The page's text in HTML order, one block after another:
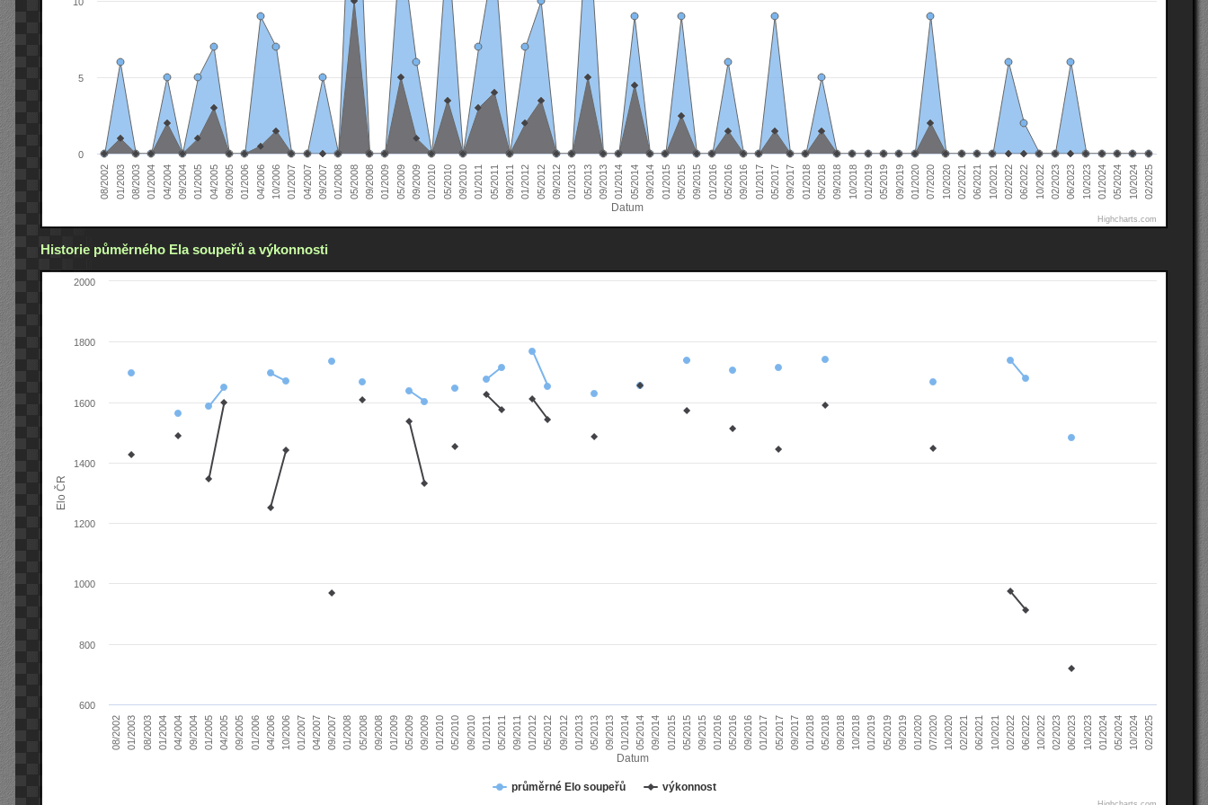
Datum
08/2002 01/2003 08/2003 01/2004 04/2004 09/2004 01/2005 04/2005 09/2005 01/2006 04/2006 10/2006 01/2007 04/2007 09/2007 01/2008 05/2008 09/2008 01/2009 05/2009 09/2009 01/2010 05/2010 09/2010 01/2011 05/2011 09/2011 01/2012 05/2012 09/2012 01/2013 05/2013 09/2013 01/2014 05/2014 09/2014 01/2015 05/2015 09/2015 01/2016 05/2016 09/2016 01/2017 05/2017 09/2017 01/2018 05/2018 09/2018 10/2018 01/2019 05/2019 09/2019 01/2020 07/2020 10/2020 02/2021 06/2021 10/2021 02/2022 06/2022 10/2022 02/2023 06/2023 10/2023 01/2024 05/2024 10/2024 02/2025
0
5
Highcharts.com
Historie půměrného Ela soupeřů a výkonnosti
Datum
Elo ČR
průměrné Elo soupeřů výkonnost
08/2002 01/2003 08/2003 01/2004 04/2004 09/2004 01/2005 04/2005 09/2005 01/2006 04/2006 10/2006 01/2007 04/2007 09/2007 01/2008 05/2008 09/2008 01/2009 05/2009 09/2009 01/2010 05/2010 09/2010 01/2011 05/2011 09/2011 01/2012 05/2012 09/2012 01/2013 05/2013 09/2013 01/2014 05/2014 09/2014 01/2015 05/2015 09/2015 01/2016 05/2016 09/2016 01/2017 05/2017 09/2017 01/2018 05/2018 09/2018 10/2018 01/2019 05/2019 09/2019 01/2020 07/2020 10/2020 02/2021 06/2021 10/2021 02/2022 06/2022 10/2022 02/2023 06/2023 10/2023 01/2024 05/2024 10/2024 02/2025
600
800
1000
1200
1400
1600
1800
2000